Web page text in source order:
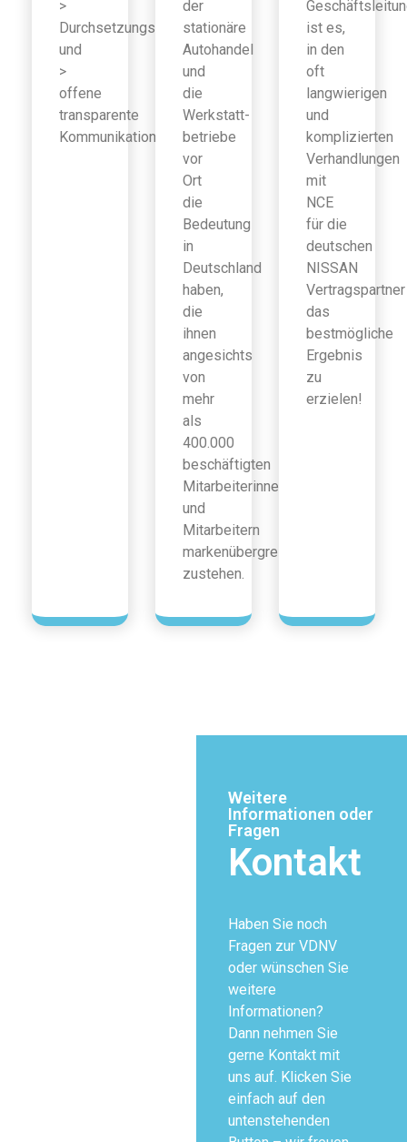
>
Durchsetzungsfähigkeit
und
>
offene
transparente
Kommunikation
der
stationäre
Autohandel
und
die
Werkstatt-
betriebe
vor
Ort
die
Bedeutung
in
Deutschland
haben,
die
ihnen
angesichts
von
mehr
als
400.000
beschäftigten
Mitarbeiterinnen
und
Mitarbeitern
markenübergreifend
zustehen.
ist es,
in den
oft
langwierigen
und
komplizierten
Verhandlungen
mit
NCE
für die
deutschen
NISSAN
Vertragspartner
das
bestmögliche
Ergebnis
zu
erzielen!
Weitere
Informationen oder
Fragen
Kontakt
Haben Sie noch
Fragen zur VDNV
oder wünschen Sie
weitere
Informationen?
Dann nehmen Sie
gerne Kontakt mit
uns auf. Klicken Sie
einfach auf den
untenstehenden